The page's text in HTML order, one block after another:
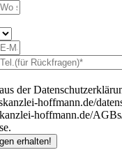
der
hoffmann.de/
hoffmann.de/
erhalten!